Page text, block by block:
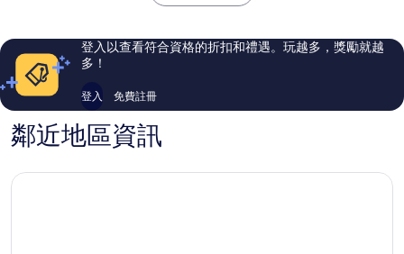
論
論
登入以查看符合資格的折扣和禮遇。玩越多，獎勵就越
多！
登入 免費註冊
鄰近地區資訊